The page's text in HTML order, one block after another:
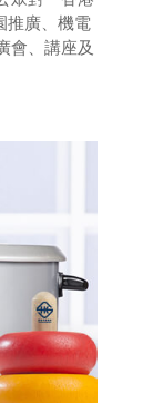
推廣、機電
會、講座及